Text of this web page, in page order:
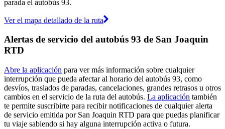
parada el autobús 93.
Ver el mapa detallado de la ruta
Alertas de servicio del autobús 93 de San Joaquin
RTD
Abre la aplicación para ver más información sobre cualquier
interrupción que pueda afectar al horario del autobús 93, como
desvíos, traslados de paradas, cancelaciones, grandes retrasos u otros
cambios en el servicio de la ruta del autobús. La aplicación también
te permite suscribirte para recibir notificaciones de cualquier alerta
de servicio emitida por San Joaquin RTD para que puedas planificar
tu viaje sabiendo si hay alguna interrupción activa o futura.